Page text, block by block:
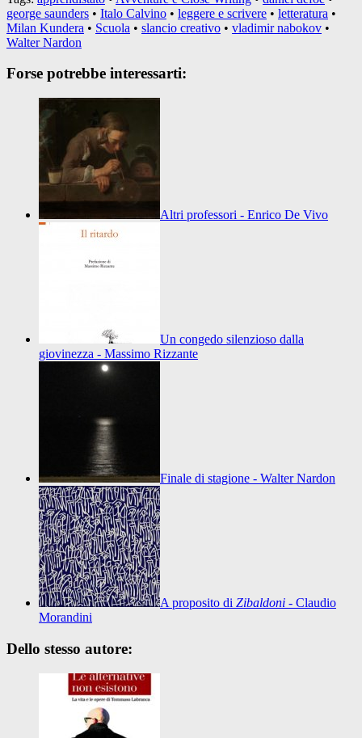
george saunders • Italo Calvino • leggere e scrivere • letteratura •
Milan Kundera • Scuola • slancio creativo • vladimir nabokov •
Walter Nardon
Forse potrebbe interessarti:
Altri professori - Enrico De Vivo
Un congedo silenzioso dalla
giovinezza - Massimo Rizzante
Finale di stagione - Walter Nardon
A proposito di Zibaldoni - Claudio
Morandini
Dello stesso autore: